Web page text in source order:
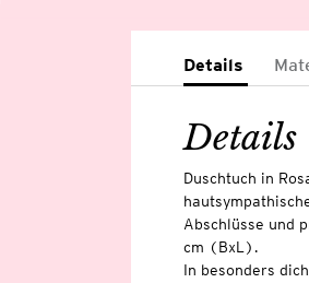
Details
Details
Duschtuch in
Abschlüsse und
cm (BxL).
In besonders